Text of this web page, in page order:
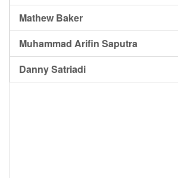
Mathew Baker
Muhammad Arifin Saputra
Danny Satriadi